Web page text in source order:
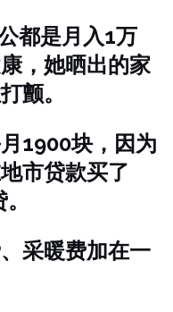
都是月入1万
，她晒出的家
颤。
1900块，因为
市贷款买了
采暖费加在一